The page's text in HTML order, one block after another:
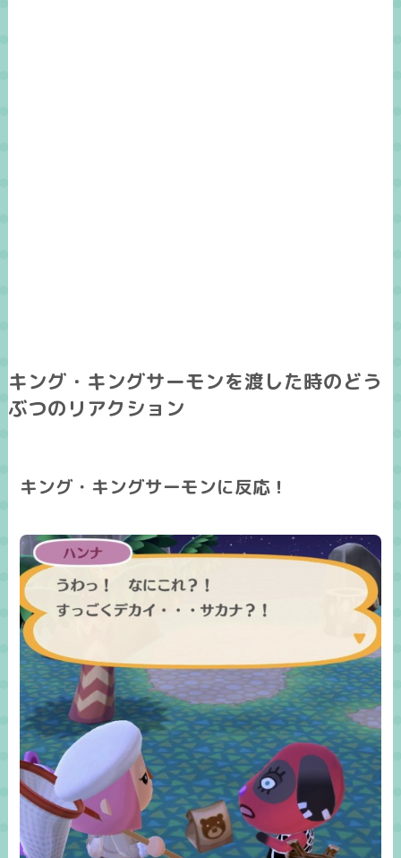
キング・キングサーモンを渡した時のどう
ぶつのリアクション
キング・キングサーモンに反応！